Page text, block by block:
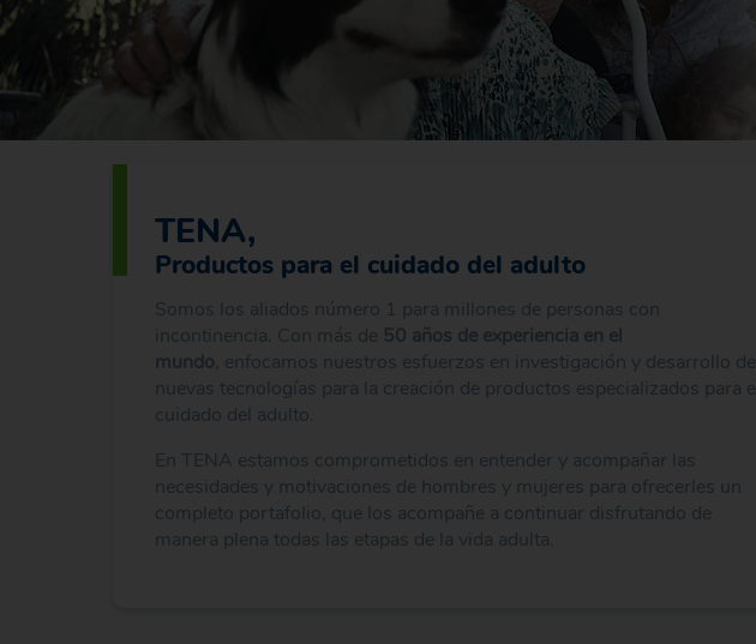
TENA,
Productos para el cuidado del adulto
Somos los aliados número 1 para millones de personas con
incontinencia. Con más de 50 años de experiencia en el
mundo , enfocamos nuestros esfuerzos en investigación y desarrollo de
nuevas tecnologías para la creación de productos especializados para el
cuidado del adulto.
En TENA estamos comprometidos en entender y acompañar las
necesidades y motivaciones de hombres y mujeres para ofrecerles un
completo portafolio, que los acompañe a continuar disfrutando de
manera plena todas las etapas de la vida adulta.